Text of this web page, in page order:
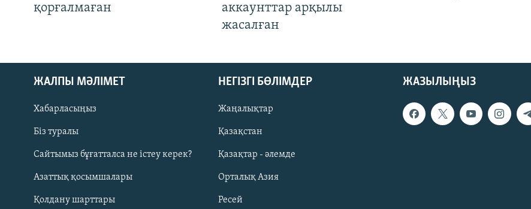
Русский
ЖАЗЫЛЫҢЫЗ
қорғалмаған
аккаунттар арқылы
жасалған
ЖАЗЫЛЫҢЫЗ
ЖАЛПЫ МӘЛІМЕТ
Хабарласыңыз
Біз туралы
Сайтымыз бұғатталса не істеу керек?
Азаттық қосымшалары
Қолдану шарттары
НЕГІЗГІ БӨЛІМДЕР
Жаңалықтар
Қазақстан
Қазақтар - әлемде
Орталық Азия
Ресей